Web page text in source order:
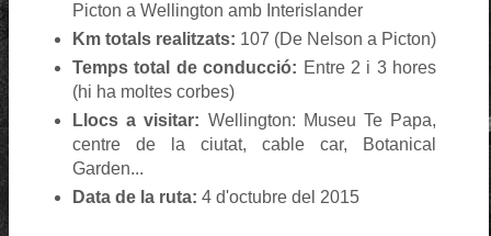
Picton a Wellington amb Interislander
Km totals realitzats: 107 (De Nelson a Picton)
Temps total de conducció: Entre 2 i 3 hores
(hi ha moltes corbes)
Llocs a visitar: Wellington: Museu Te Papa,
centre de la ciutat, cable car, Botanical
Garden...
Data de la ruta: 4 d'octubre del 2015